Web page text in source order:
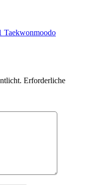
Taekwonmoodo
Erforderliche